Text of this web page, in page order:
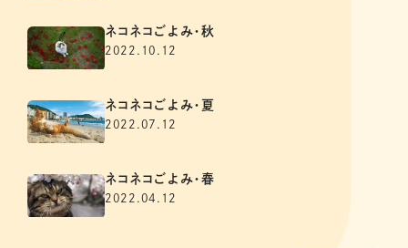
ネコネコごよみ・秋
2022.10.12
ネコネコごよみ・夏
2022.07.12
ネコネコごよみ・春
2022.04.12